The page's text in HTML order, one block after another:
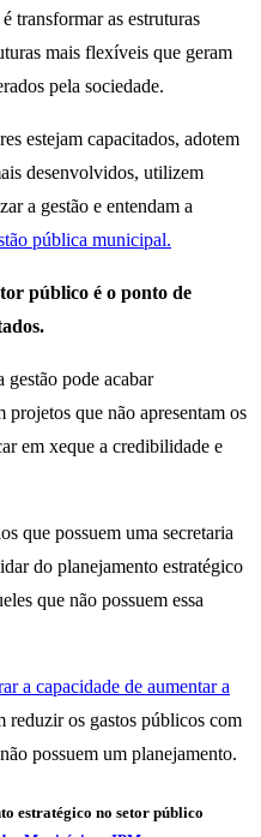
transformar as estruturas
mais flexíveis que geram
pela sociedade.
estejam capacitados, adotem
desenvolvidos, utilizem
a gestão e entendam a
pública municipal.
público é o ponto de
gestão pode acabar
projetos que não apresentam os
em xeque a credibilidade e
que possuem uma secretaria
do planejamento estratégico
que não possuem essa
a capacidade de aumentar a
reduzir os gastos públicos com
possuem um planejamento.
estratégico no setor público